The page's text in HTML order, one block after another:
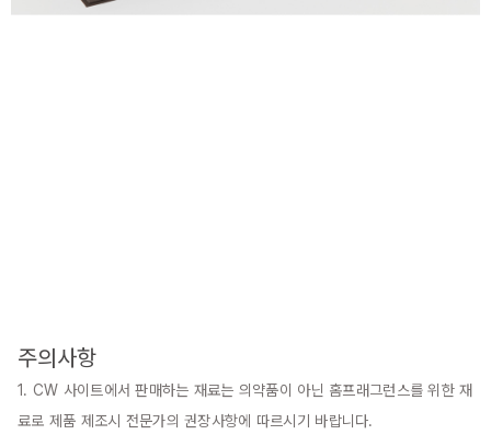
주의사항
1. CW 사이트에서 판매하는 재료는 의약품이 아닌 홈프래그런스를 위한 재
료로 제품 제조시 전문가의 권장사항에 따르시기 바랍니다.